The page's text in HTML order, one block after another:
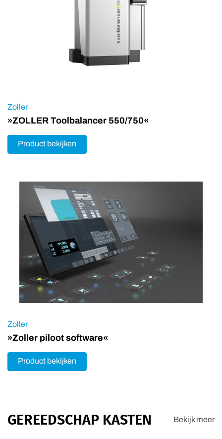
Zoller
»ZOLLER Toolbalancer 550/750«
Product bekijken
Zoller
»Zoller piloot software«
Product bekijken
GEREEDSCHAP KASTEN Bekijk meer